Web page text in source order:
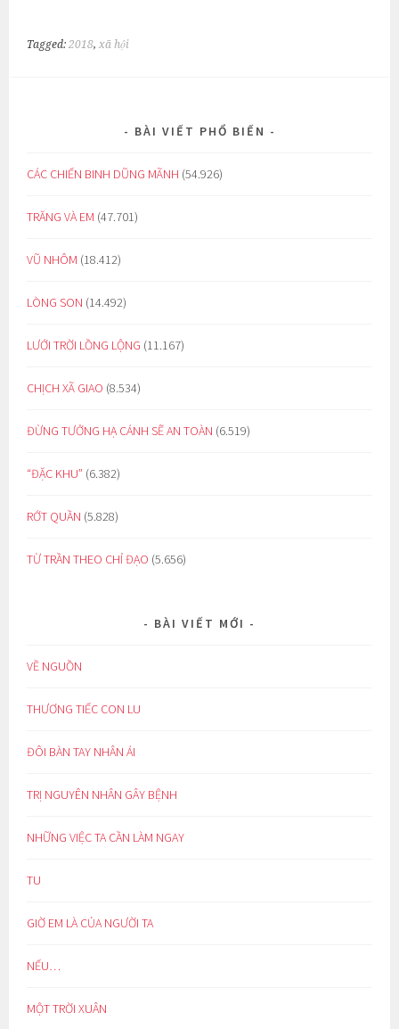
Tagged:2018,xã hội
BÀI VIẾT PHỔ BIẾN
CÁC CHIẾN BINH DŨNG MÃNH (54.926)
TRĂNG VÀ EM (47.701)
VŨ NHÔM (18.412)
LÒNG SON (14.492)
LƯỚI TRỜI LỒNG LỘNG (11.167)
CHỊCH XÃ GIAO (8.534)
ĐỪNG TƯỞNG HẠ CÁNH SẼ AN TOÀN (6.519)
“ĐẶC KHU” (6.382)
RỚT QUẦN (5.828)
TỪ TRẦN THEO CHỈ ĐẠO (5.656)
BÀI VIẾT MỚI
VỀ NGUỒN
THƯƠNG TIẾC CON LU
ĐÔI BÀN TAY NHÂN ÁI
TRỊ NGUYÊN NHÂN GÂY BỆNH
NHỮNG VIỆC TA CẦN LÀM NGAY
TU
GIỜ EM LÀ CỦA NGƯỜI TA
NẾU…
MỘT TRỜI XUÂN